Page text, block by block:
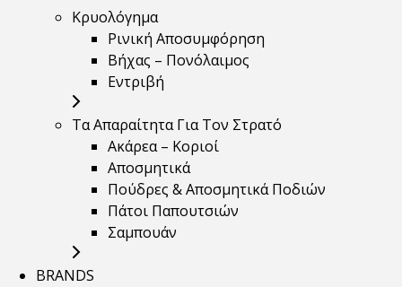
Κρυολόγημα
Ρινική Αποσυμφόρηση
Βήχας – Πονόλαιμος
Εντριβή
Τα Απαραίτητα Για Τον Στρατό
Ακάρεα – Κοριοί
Αποσμητικά
Πούδρες & Αποσμητικά Ποδιών
Πάτοι Παπουτσιών
Σαμπουάν
BRANDS